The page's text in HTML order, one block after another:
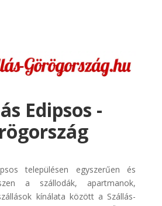
Edipsos -
településen egyszerűen és
a szállodák, apartmanok,
kínálata között a Szállás-